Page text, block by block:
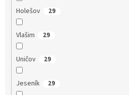
Holešov 29
Vlašim 29
Uničov 29
Jeseník 29